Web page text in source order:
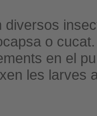
diversos
o
en el
les larves